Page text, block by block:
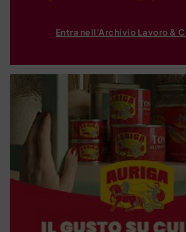
Entra nell'Archivio Lavoro &